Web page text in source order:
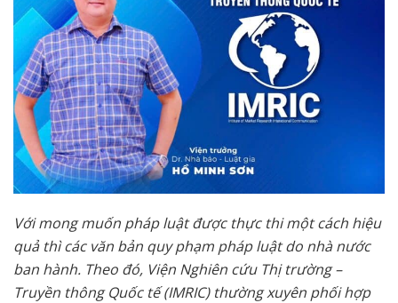
Với mong muốn pháp luật được thực thi một cách hiệu
quả thì các văn bản quy phạm pháp luật do nhà nước
ban hành. Theo đó, Viện Nghiên cứu Thị trường –
Truyền thông Quốc tế (IMRIC) thường xuyên phối hợp